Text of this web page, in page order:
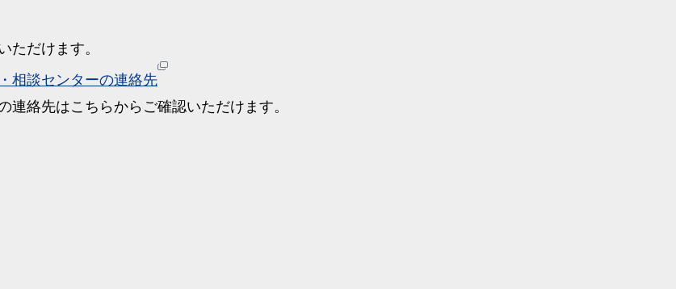
ただけます。
相談センターの連絡先
絡先はこちらからご確認いただけます。